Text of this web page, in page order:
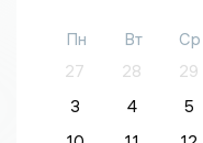
Пн Вт Ср
27
28 29
3
4 5